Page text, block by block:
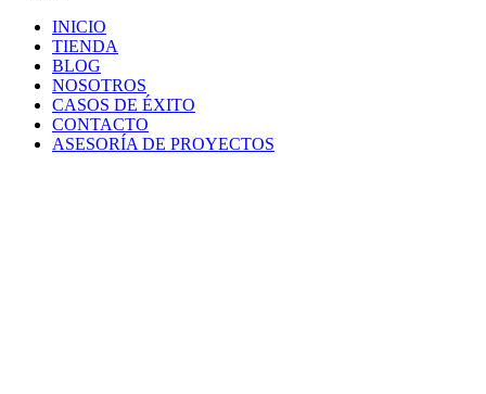
INICIO
TIENDA
BLOG
NOSOTROS
CASOS DE ÉXITO
CONTACTO
ASESORÍA DE PROYECTOS